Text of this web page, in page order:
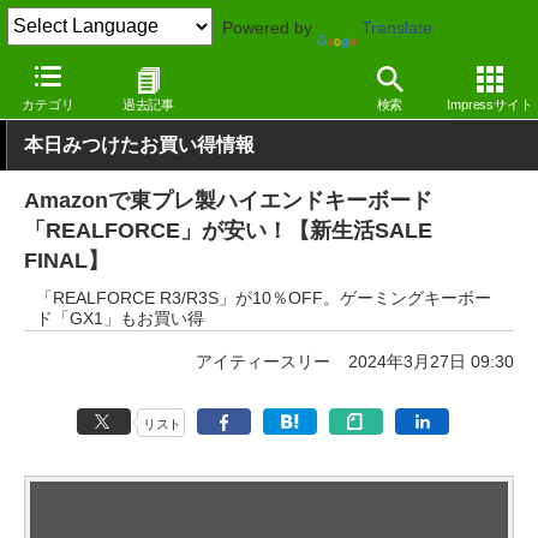
Powered by Translate
カテゴリ 過去記事 検索 Impressサイト
窓の杜 システム・ファイル その他
本日みつけたお買い得情報
Amazonで東プレ製ハイエンドキーボード
「REALFORCE」が安い！【新生活SALE
FINAL】
「REALFORCE R3/R3S」が10％OFF。ゲーミングキーボー
ド「GX1」もお買い得
アイティースリー 2024年3月27日 09:30
リスト